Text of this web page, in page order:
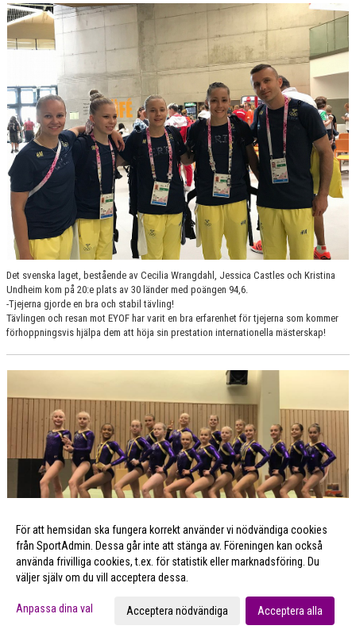
Det svenska laget, bestående av Cecilia Wrangdahl, Jessica Castles och Kristina
Undheim kom på 20:e plats av 30 länder med poängen 94,6.
-Tjejerna gjorde en bra och stabil tävling!
Tävlingen och resan mot EYOF har varit en bra erfarenhet för tjejerna som kommer
förhoppningsvis hjälpa dem att höja sin prestation internationella mästerskap!
För att hemsidan ska fungera korrekt använder vi nödvändiga cookies
från SportAdmin. Dessa går inte att stänga av. Föreningen kan också
använda frivilliga cookies, t.ex. för statistik eller marknadsföring. Du
väljer själv om du vill acceptera dessa.
Anpassa dina val Acceptera nödvändiga Acceptera alla